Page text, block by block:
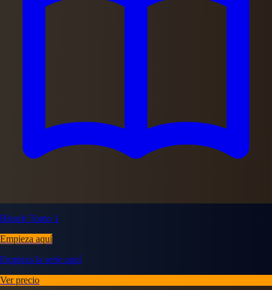
Bleach Tomo 1
Empieza aquí
Empieza la serie aquí
Ver precio